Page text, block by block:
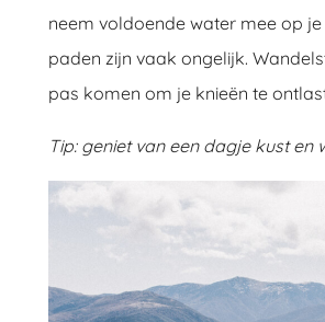
neem voldoende water mee op
paden zijn vaak ongelijk.
pas komen om je knieën te
Tip: geniet van een dagje kust